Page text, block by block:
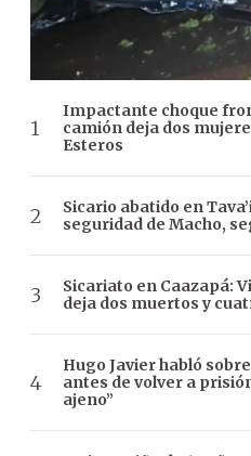
Impactante choque
camión deja dos
Esteros
Sicario abatido en
seguridad de Macho,
Sicariato en Caazapá:
deja dos muertos y
Hugo Javier habló
antes de volver a
ajeno”